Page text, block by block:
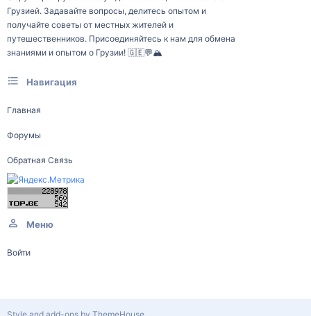
Грузией. Задавайте вопросы, делитесь опытом и
получайте советы от местных жителей и
путешественников. Присоединяйтесь к нам для обмена
знаниями и опытом о Грузии! 🇬🇪💬🏔️
Навигация
Главная
Форумы
Обратная Связь
Меню
Войти